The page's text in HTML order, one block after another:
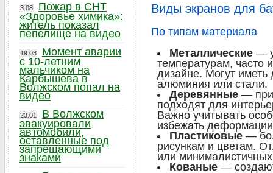
Виды экранов для
По типам материала
Металлические —
температурам, часто
дизайне. Могут
алюминия или стали.
Деревянные —
подходят для
Важно учитывать
избежать
Пластиковые —
рисункам и цветам.
или
Кованые —
3.08
Пожар в СНТ
«Здоровье химика»:
житель показал
пепелище на видео
19.03
Момент аварии
с 10-летним
мальчиком на
Карбышева в
Волжском попал на
видео
23.01
В Волжском
эвакуировали
автомобили,
оставленные под
запрещающими
знаками